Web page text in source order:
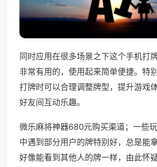
同时应用在很多场景之下这个手机打
非常有用的，使用起来简单便捷。特
打牌时可以合理调整牌型，提升游戏
好友间互动乐趣。
微乐麻将神器680元购买渠道；一些
中遇到部分用户的牌特别好，总是能
好像能看到其他人的牌一样，由此怀